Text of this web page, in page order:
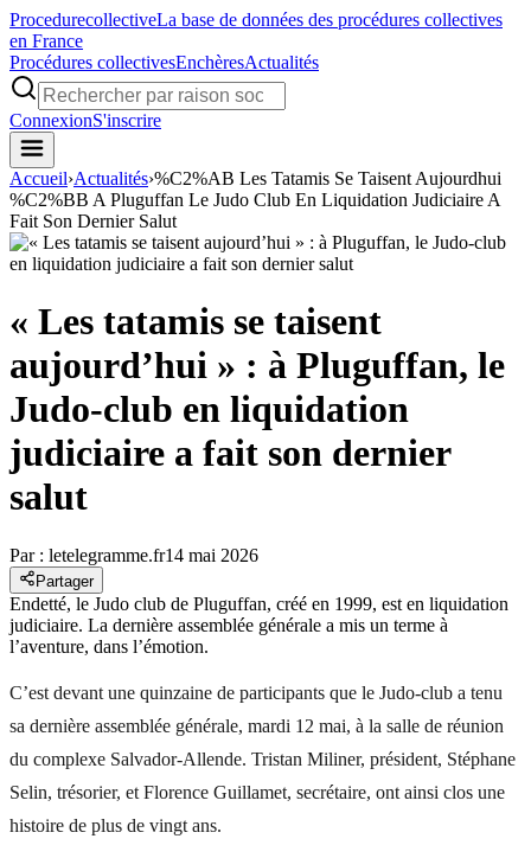
ProcedurecollectiveLa base de données des procédures collectives
en France
Procédures collectivesEnchèresActualités
ConnexionS'inscrire
Accueil›Actualités›%C2%AB Les Tatamis Se Taisent Aujourdhui
%C2%BB A Pluguffan Le Judo Club En Liquidation Judiciaire A
Fait Son Dernier Salut
« Les tatamis se taisent
aujourd’hui » : à Pluguffan, le
Judo-club en liquidation
judiciaire a fait son dernier
salut
Par : letelegramme.fr14 mai 2026
Partager
Endetté, le Judo club de Pluguffan, créé en 1999, est en liquidation
judiciaire. La dernière assemblée générale a mis un terme à
l’aventure, dans l’émotion.
C’est devant une quinzaine de participants que le Judo-club a tenu
sa dernière assemblée générale, mardi 12 mai, à la salle de réunion
du complexe Salvador-Allende. Tristan Miliner, président, Stéphane
Selin, trésorier, et Florence Guillamet, secrétaire, ont ainsi clos une
histoire de plus de vingt ans.